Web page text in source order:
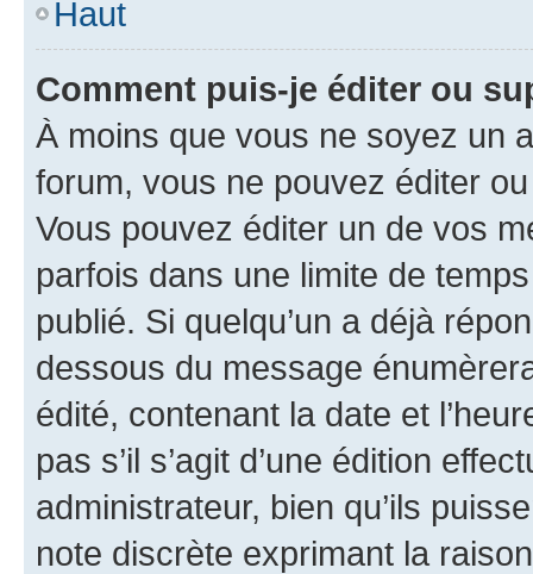
Haut
Comment puis-je éditer ou
À moins que vous ne soyez un
forum, vous ne pouvez éditer
Vous pouvez éditer un de vos
parfois dans une limite de
publié. Si quelqu’un a déjà
dessous du message
édité, contenant la date et
pas s’il s’agit d’une édition
administrateur, bien qu’ils
note discrète exprimant la